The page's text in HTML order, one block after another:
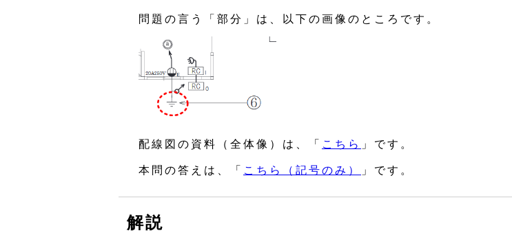
問題の言う「部分」は、以下の画像のところです。
配線図の資料（全体像）は、「 こちら 」です。
本問の答えは、「 こちら（記号のみ） 」です。
解説